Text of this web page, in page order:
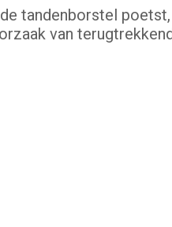
tandenborstel
van